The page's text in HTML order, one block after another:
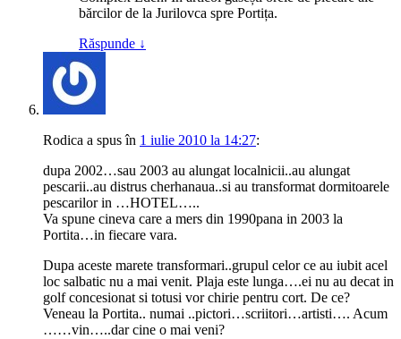
bărcilor de la Jurilovca spre Portița.
Răspunde ↓
Rodica a spusîn 1 iulie 2010 la 14:27:
dupa 2002…sau 2003 au alungat localnicii..au alungat
pescarii..au distrus cherhanaua..si au transformat dormitoarele
pescarilor in …HOTEL…..
Va spune cineva care a mers din 1990pana in 2003 la
Portita…in fiecare vara.
Dupa aceste marete transformari..grupul celor ce au iubit acel
loc salbatic nu a mai venit. Plaja este lunga….ei nu au decat in
golf concesionat si totusi vor chirie pentru cort. De ce?
Veneau la Portita.. numai ..pictori…scriitori…artisti…. Acum
……vin…..dar cine o mai veni?